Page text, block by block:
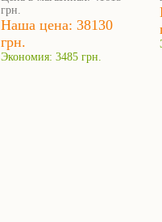
грн.
Наша цена: 38130
грн.
Экономия: 3485 грн.